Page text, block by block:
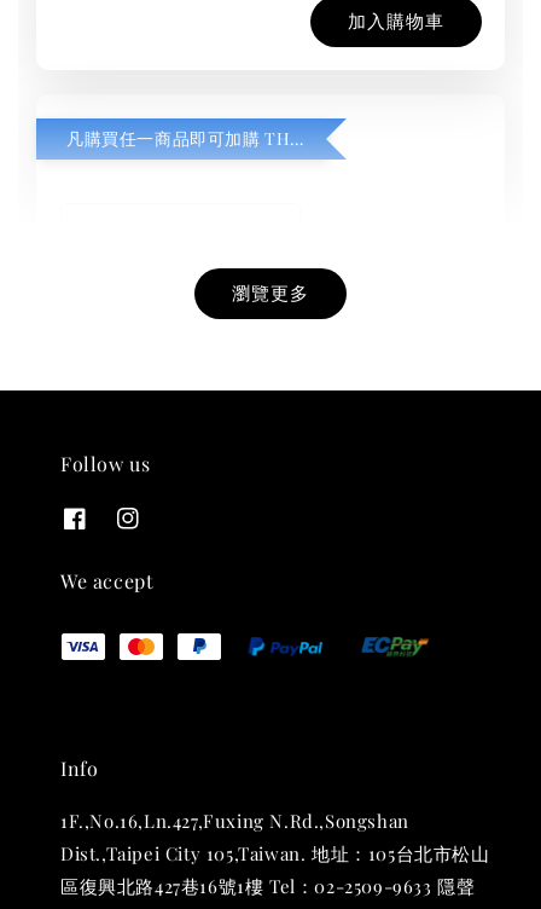
加入購物車
凡購買任一商品即可加購 THT 九週年紀念 T-shirt
THT 九週年紀念 T-shirt
NT$ 880
加入購物車
瀏覽更多
Follow us
We accept
Info
1F.,No.16,Ln.427,Fuxing N.Rd.,Songshan
Dist.,Taipei City 105,Taiwan. 地址：105台北市松山
區復興北路427巷16號1樓 Tel：02-2509-9633 隱聲